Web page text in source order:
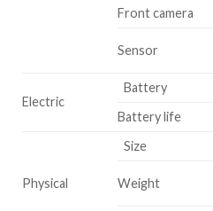
Front camera
Sensor
Electric
Battery
Battery life
Physical
Size
Weight